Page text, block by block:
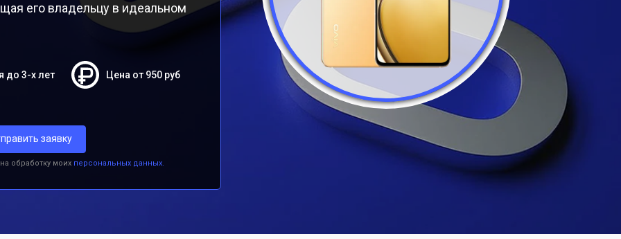
его владельцу в идеальном
до 3-х лет Цена от 950 руб
заявку
обработку моих персональных данных.